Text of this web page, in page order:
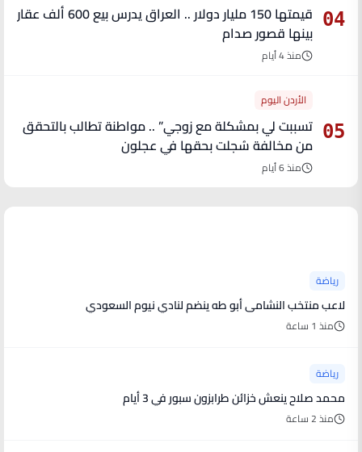
04
قيمتها 150 مليار دولار .. العراق يدرس بيع 600 ألف عقار
بينها قصور صدام
منذ 4 أيام
05
الأردن اليوم
تسببت لي بمشكلة مع زوجي” .. مواطنة تطالب بالتحقق
من مخالفة سُجلت بحقها في عجلون
منذ 6 أيام
رياضة
لاعب منتخب النشامى أبو طه ينضم لنادي نيوم السعودي
منذ 1 ساعة
رياضة
محمد صلاح ينعش خزائن طرابزون سبور في 3 أيام
منذ 2 ساعة